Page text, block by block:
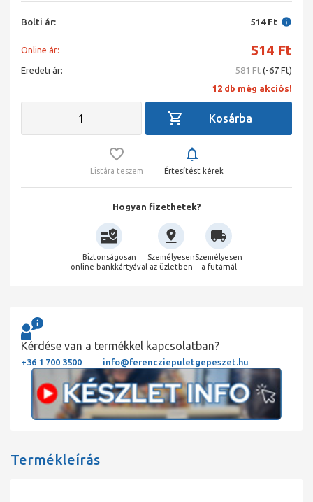
Bolti ár: 514 Ft
Online ár: 514 Ft
Eredeti ár: 581 Ft (-67 Ft)
12 db még akciós!
Listára teszem Értesítést kérek
Hogyan fizethetek?
Biztonságosan
online bankkártyával
Személyesen
az üzletben
Személyesen
a futárnál
Kérdése van a termékkel kapcsolatban?
+36 1 700 3500 info@ferencziepuletgepeszet.hu
Termékleírás